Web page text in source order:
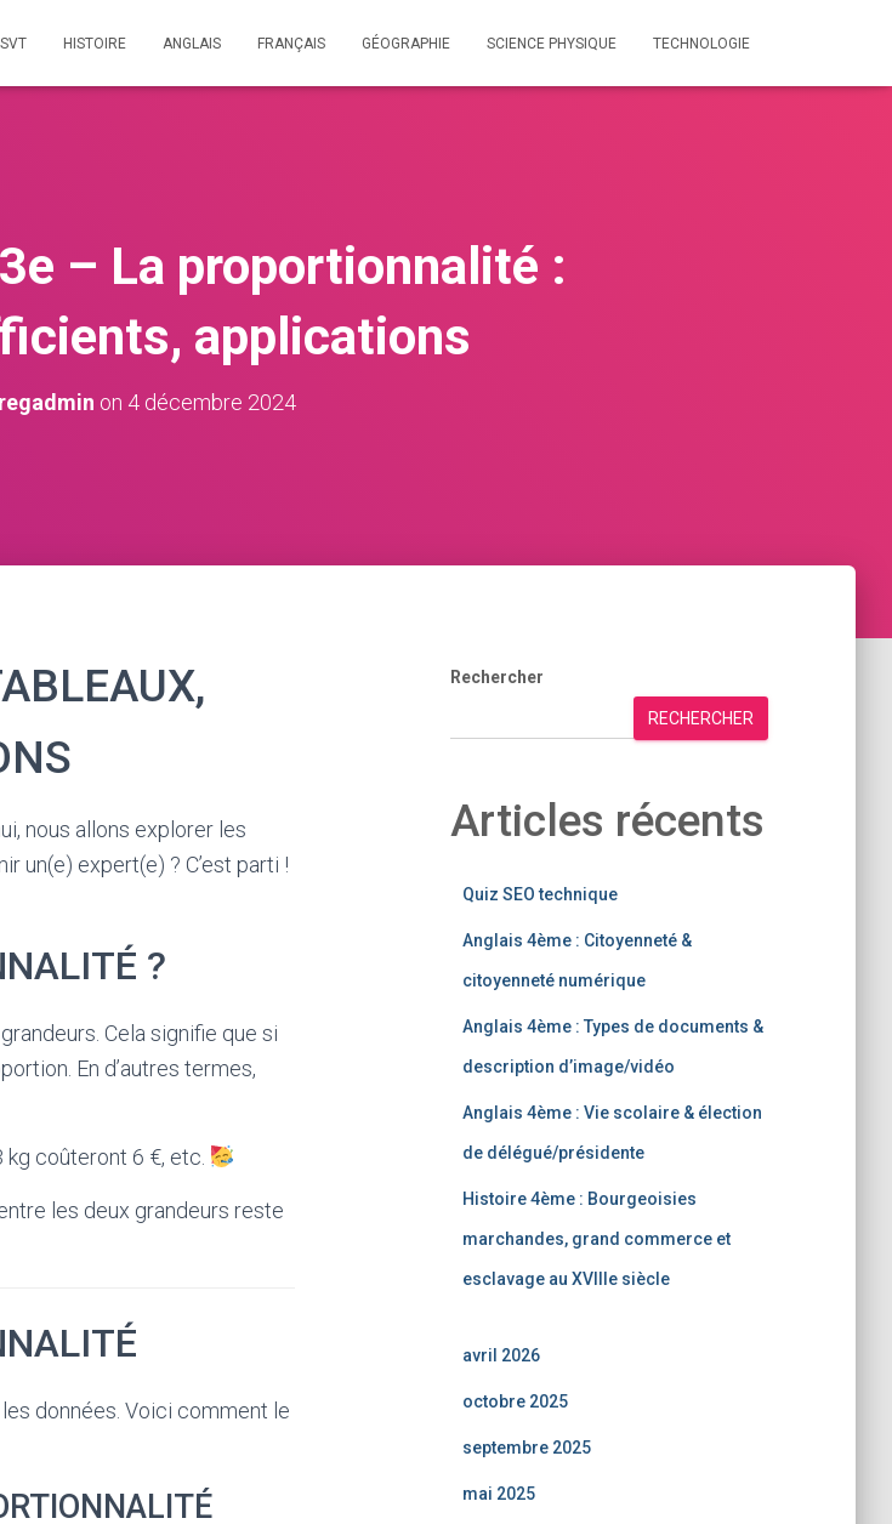
SVT HISTOIRE ANGLAIS FRANÇAIS GÉOGRAPHIE SCIENCE PHYSIQUE TECHNOLOGIE
– La proportionnalité :
applications
on 4 décembre 2024
nous allons explorer les
un(e) expert(e) ? C’est parti !
?
Cela signifie que si
En d’autres termes,
coûteront 6 €, etc.
les deux grandeurs reste
données. Voici comment le
Rechercher
RECHERCHER
Articles récents
Quiz SEO technique
Anglais 4ème : Citoyenneté &
citoyenneté numérique
Anglais 4ème : Types de documents &
description d’image/vidéo
Anglais 4ème : Vie scolaire & élection
de délégué/présidente
Histoire 4ème : Bourgeoisies
marchandes, grand commerce et
esclavage au XVIIIe siècle
avril 2026
octobre 2025
septembre 2025
mai 2025